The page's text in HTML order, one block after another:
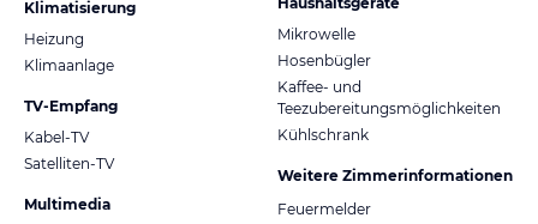
Klimatisierung
Heizung
Klimaanlage
TV-Empfang
Kabel-TV
Satelliten-TV
Multimedia
Mikrowelle
Hosenbügler
Kaffee- und
Teezubereitungsmöglichkeiten
Kühlschrank
Weitere Zimmerinformationen
Feuermelder